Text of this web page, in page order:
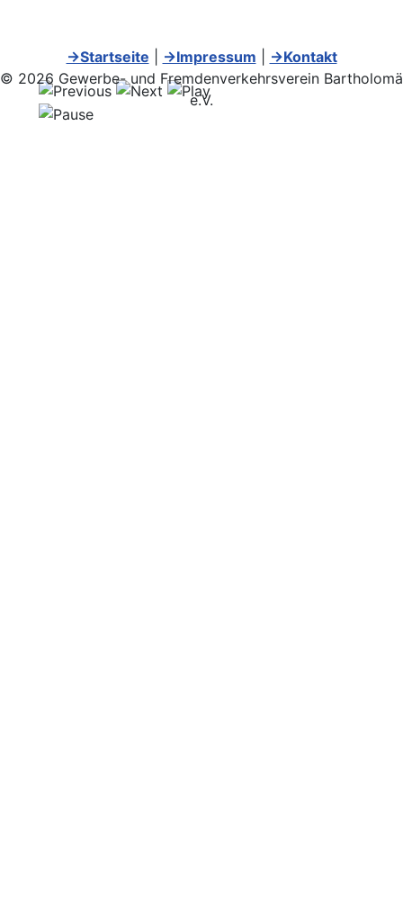
→Startseite →Impressum
→Kontakt
© 2026 Gewerbe- und Fremdenverkehrsverein Bartholomä
e.V.